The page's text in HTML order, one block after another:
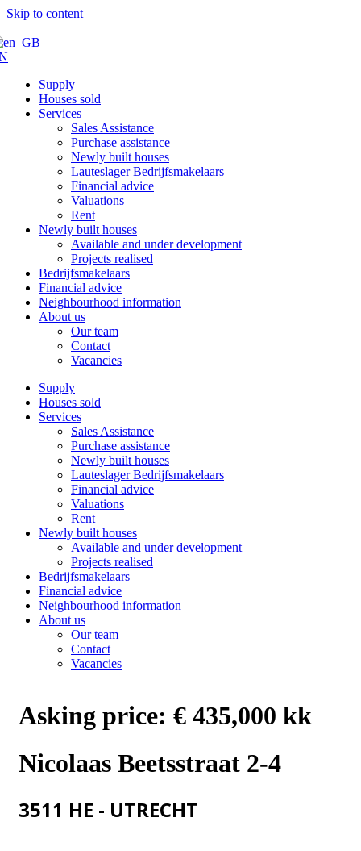
Skip to content
Supply
Houses sold
Services
Sales Assistance
Purchase assistance
Newly built houses
Lauteslager Bedrijfsmakelaars
Financial advice
Valuations
Rent
Newly built houses
Available and under development
Projects realised
Bedrijfsmakelaars
Financial advice
Neighbourhood information
About us
Our team
Contact
Vacancies
Supply
Houses sold
Services
Sales Assistance
Purchase assistance
Newly built houses
Lauteslager Bedrijfsmakelaars
Financial advice
Valuations
Rent
Newly built houses
Available and under development
Projects realised
Bedrijfsmakelaars
Financial advice
Neighbourhood information
About us
Our team
Contact
Vacancies
Asking price: € 435,000 kk
Nicolaas Beetsstraat 2-4
3511 HE - UTRECHT